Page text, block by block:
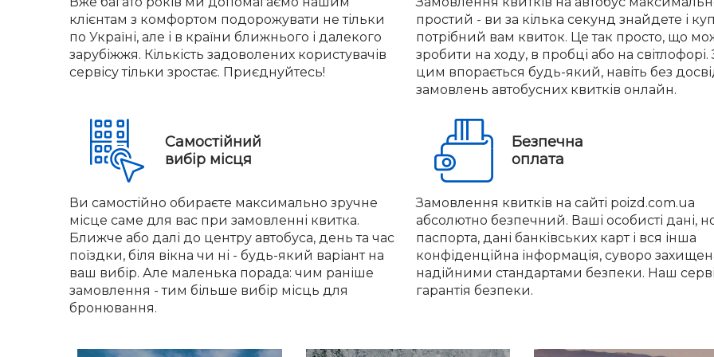
клієнтам з комфортом подорожувати не тільки
по Україні, але і в країни ближнього і далекого
зарубіжжя. Кількість задоволених користувачів
сервісу тільки зростає. Приєднуйтесь!
простий - ви за кілька секунд знайдете і
потрібний вам квиток. Це так просто, що
зробити на ходу, в пробці або на світлофорі.
цим впорається будь-який, навіть без
замовлень автобусних квитків онлайн.
Самостійний
вибір місця
Ви самостійно обираєте максимально зручне
місце саме для вас при замовленні квитка.
Ближче або далі до центру автобуса, день та час
поїздки, біля вікна чи ні - будь-який варіант на
ваш вибір. Але маленька порада: чим раніше
замовлення - тим більше вибір місць для
бронювання.
Безпечна
оплата
Замовлення квитків на сайті poizd.com.ua
абсолютно безпечний. Ваші особисті дані,
паспорта, дані банківських карт і вся інша
конфіденційна інформація, суворо
надійними стандартами безпеки. Наш
гарантія безпеки.